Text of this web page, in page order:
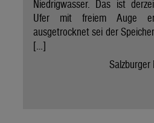
Niedrigwasser. Das ist
Ufer mit freiem Auge
ausgetrocknet sei der
[…]
Salzburger